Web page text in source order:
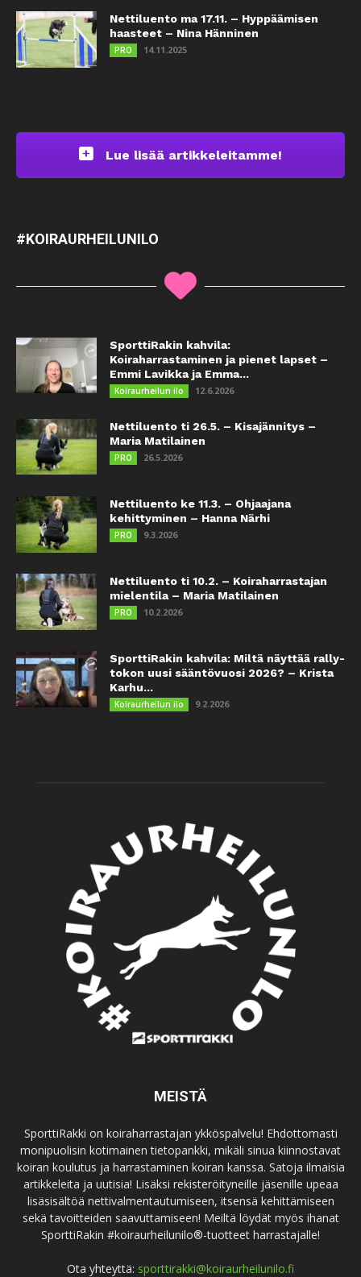
Nettiluento ma 17.11. – Hyppäämisen
haasteet – Nina Hänninen
PRO 14.11.2025
Lue lisää artikkeleitamme!
#KOIRAURHEILUNILO
SporttiRakin kahvila:
Koiraharrastaminen ja pienet lapset –
Emmi Lavikka ja Emma...
Koiraurheilun ilo 12.6.2026
Nettiluento ti 26.5. – Kisajännitys –
Maria Matilainen
PRO 26.5.2026
Nettiluento ke 11.3. – Ohjaajana
kehittyminen – Hanna Närhi
PRO 9.3.2026
Nettiluento ti 10.2. – Koiraharrastajan
mielentila – Maria Matilainen
PRO 10.2.2026
SporttiRakin kahvila: Miltä näyttää rally-
tokon uusi sääntövuosi 2026? – Krista
Karhu...
Koiraurheilun ilo 9.2.2026
MEISTÄ
SporttiRakki on koiraharrastajan ykköspalvelu! Ehdottomasti
monipuolisin kotimainen tietopankki, mikäli sinua kiinnostavat
koiran koulutus ja harrastaminen koiran kanssa. Satoja ilmaisia
artikkeleita ja uutisia! Lisäksi rekisteröityneille jäsenille upeaa
lisäsisältöä nettivalmentautumiseen, itsensä kehittämiseen
sekä tavoitteiden saavuttamiseen! Meiltä löydät myös ihanat
SporttiRakin #koiraurheilunilo®-tuotteet harrastajalle!
Ota yhteyttä: sporttirakki@koiraurheilunilo.fi